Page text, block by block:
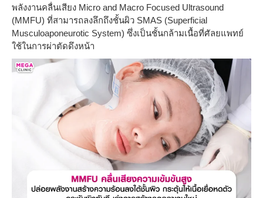
พลังงานคลื่นเสียง Micro and Macro Focused Ultrasound
(MMFU) ที่สามารถลงลึกถึงชั้นผิว SMAS (Superficial
Musculoaponeurotic System) ซึ่งเป็นชั้นกล้ามเนื้อที่ศัลยแพทย์
ใช้ในการผ่าตัดดึงหน้า